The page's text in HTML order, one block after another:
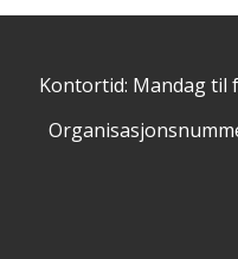
Kontortid: Mandag til